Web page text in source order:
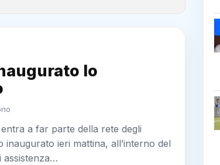
lo
a far parte della rete degli
inaugurato ieri mattina, all’interno del
assistenza…